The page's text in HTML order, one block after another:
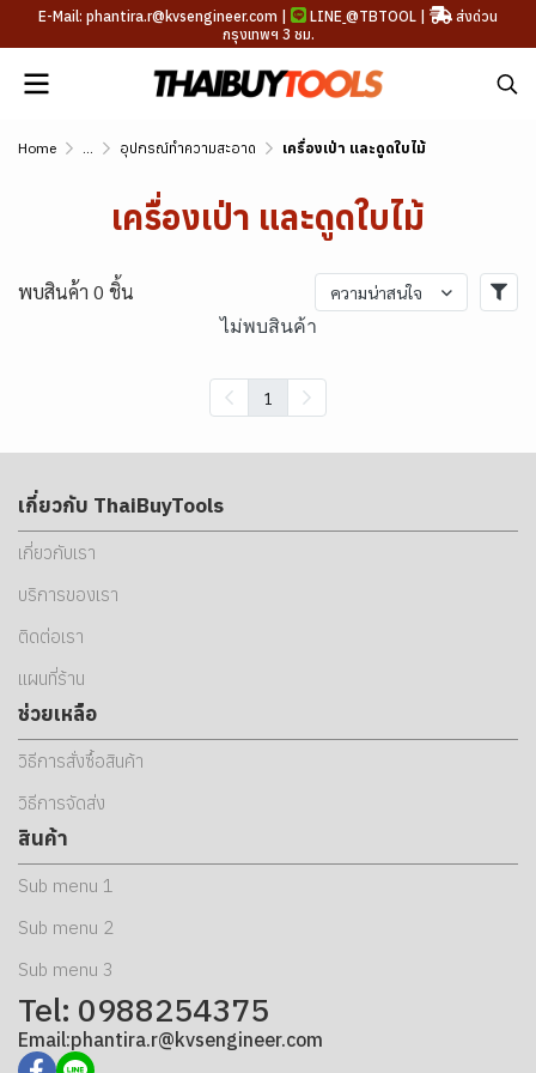
E-Mail: phantira.r@kvsengineer.com | LINE @TBTOOL |
ส่งด่วน
กรุงเทพฯ 3 ชม.
Home ... อุปกรณ์ทำความสะอาด เครื่องเป่า และดูดใบไม้
เครื่องเป่า และดูดใบไม้
พบสินค้า 0 ชิ้น ความน่าสนใจ
ไม่พบสินค้า
1
เกี่ยวกับ ThaiBuyTools
เกี่ยวกับเรา
บริการของเรา
ติดต่อเรา
แผนที่ร้าน
ช่วยเหลือ
วิธีการสั่งซื้อสินค้า
วิธีการจัดส่ง
สินค้า
Sub menu 1
Sub menu 2
Sub menu 3
Tel: 0988254375
Email:phantira.r@kvsengineer.com